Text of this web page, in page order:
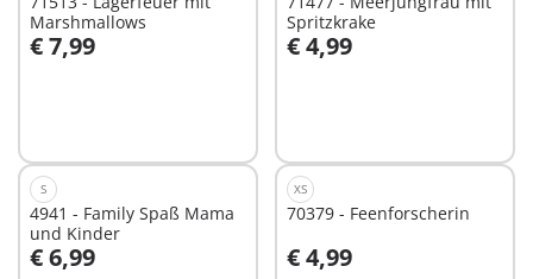
Marshmallows
€ 7,99
In den Warenkorb
Spritzkrake
€ 4,99
In den Warenkorb
S
4941 - Family Spaß Mama
und Kinder
€ 6,99
In den Warenkorb
XS
70379 - Feenforscherin
€ 4,99
In den Warenkorb